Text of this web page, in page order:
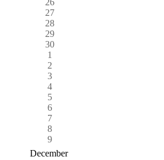
27
28
29
30
1
2
3
4
5
6
7
8
9
December